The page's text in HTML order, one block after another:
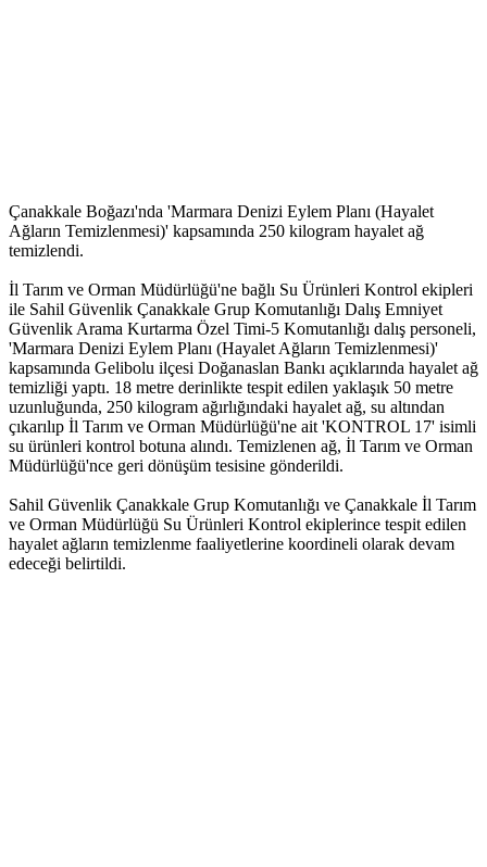
Çanakkale Boğazı'nda 'Marmara Denizi Eylem Planı (Hayalet
Ağların Temizlenmesi)' kapsamında 250 kilogram hayalet ağ
temizlendi.
İl Tarım ve Orman Müdürlüğü'ne bağlı Su Ürünleri Kontrol ekipleri
ile Sahil Güvenlik Çanakkale Grup Komutanlığı Dalış Emniyet
Güvenlik Arama Kurtarma Özel Timi-5 Komutanlığı dalış personeli,
'Marmara Denizi Eylem Planı (Hayalet Ağların Temizlenmesi)'
kapsamında Gelibolu ilçesi Doğanaslan Bankı açıklarında hayalet ağ
temizliği yaptı. 18 metre derinlikte tespit edilen yaklaşık 50 metre
uzunluğunda, 250 kilogram ağırlığındaki hayalet ağ, su altından
çıkarılıp İl Tarım ve Orman Müdürlüğü'ne ait 'KONTROL 17' isimli
su ürünleri kontrol botuna alındı. Temizlenen ağ, İl Tarım ve Orman
Müdürlüğü'nce geri dönüşüm tesisine gönderildi.
Sahil Güvenlik Çanakkale Grup Komutanlığı ve Çanakkale İl Tarım
ve Orman Müdürlüğü Su Ürünleri Kontrol ekiplerince tespit edilen
hayalet ağların temizlenme faaliyetlerine koordineli olarak devam
edeceği belirtildi.